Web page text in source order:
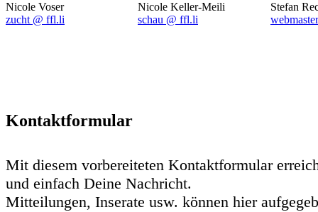
Nicole Voser
zucht @ ffl.li
Nicole Keller-Meili
schau @ ffl.li
Stefan
Kontaktformular
Mit diesem vorbereiteten Kontaktformular
und einfach Deine Nachricht.
Mitteilungen, Inserate usw. können hier